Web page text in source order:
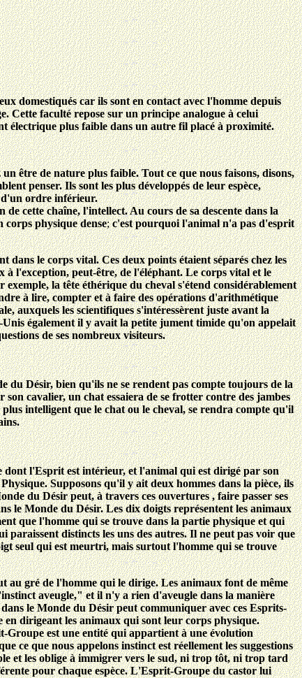
domestiqués car ils sont en contact avec l'homme depuis
Cette faculté repose sur un principe analogue à celui
électrique plus faible dans un autre fil placé à proximité.
être de nature plus faible. Tout ce que nous faisons, disons,
penser. Ils sont les plus développés de leur espèce,
d'un ordre inférieur.
cette chaîne, l'intellect. Au cours de sa descente dans la
physique dense;c'est pourquoi l'animal n'a pas d'esprit
le corps vital. Ces deux points étaient séparés chez les
à l'exception, peut-être, de l'éléphant. Le corps vital et le
la tête éthérique du cheval s'étend considérablement
à lire, compter et à faire des opérations d'arithmétique
auxquels les scientifiques s'intéressèrent juste avant la
également il y avait la petite jument timide qu'on appelait
de ses nombreux visiteurs.
du Désir, bien qu'ils ne se rendent pas compte toujours de la
cavalier, un chat essaiera de se frotter contre des jambes
intelligent que le chat ou le cheval, se rendra compte qu'il
l'Esprit est intérieur, et l'animal qui est dirigé par son
Supposons qu'il y ait deux hommes dans la pièce, ils
du Désir peut, à travers ces ouvertures , faire passer ses
le Monde du Désir. Les dix doigts représentent les animaux
que l'homme qui se trouve dans la partie physique et qui
distincts les uns des autres. Il ne peut pas voir que
seul qui est meurtri, mais surtout l'homme qui se trouve
au gré de l'homme qui le dirige. Les animaux font de même
aveugle," et il n'y a rien d'aveugle dans la manière
le Monde du Désir peut communiquer avec ces Esprits-
dirigeant les animaux qui sont leur corps physique.
Groupe est une entité qui appartient à une évolution
ce que nous appelons instinct est réellement les suggestions
et les oblige à immigrer vers le sud, ni trop tôt, ni trop tard
pour chaque espèce. L'Esprit-Groupe du castor lui